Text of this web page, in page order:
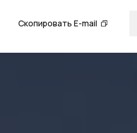
Скопировать E-mail